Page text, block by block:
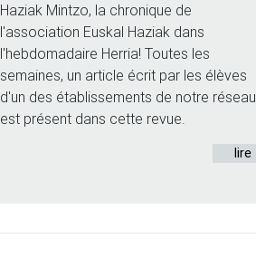
Haziak Mintzo, la chronique de
l'association Euskal Haziak dans
l'hebdomadaire Herria! Toutes les
semaines, un article écrit par les élèves
d'un des établissements de notre réseau
est présent dans cette revue.
lire